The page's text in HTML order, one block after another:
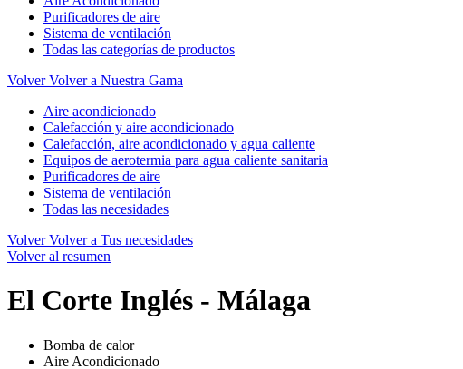
Purificadores de aire
Sistema de ventilación
Todas las categorías de productos
Volver Volver a Nuestra Gama
Aire acondicionado
Calefacción y aire acondicionado
Calefacción, aire acondicionado y agua caliente
Equipos de aerotermia para agua caliente sanitaria
Purificadores de aire
Sistema de ventilación
Todas las necesidades
Volver Volver a Tus necesidades
Volver al resumen
El Corte Inglés - Málaga
Bomba de calor
Aire Acondicionado